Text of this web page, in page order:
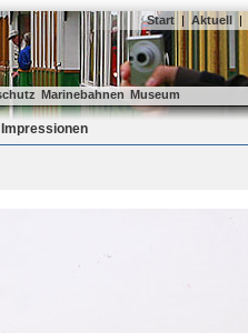
Start | Aktuell |
Marinebahnen Museum
Impressionen